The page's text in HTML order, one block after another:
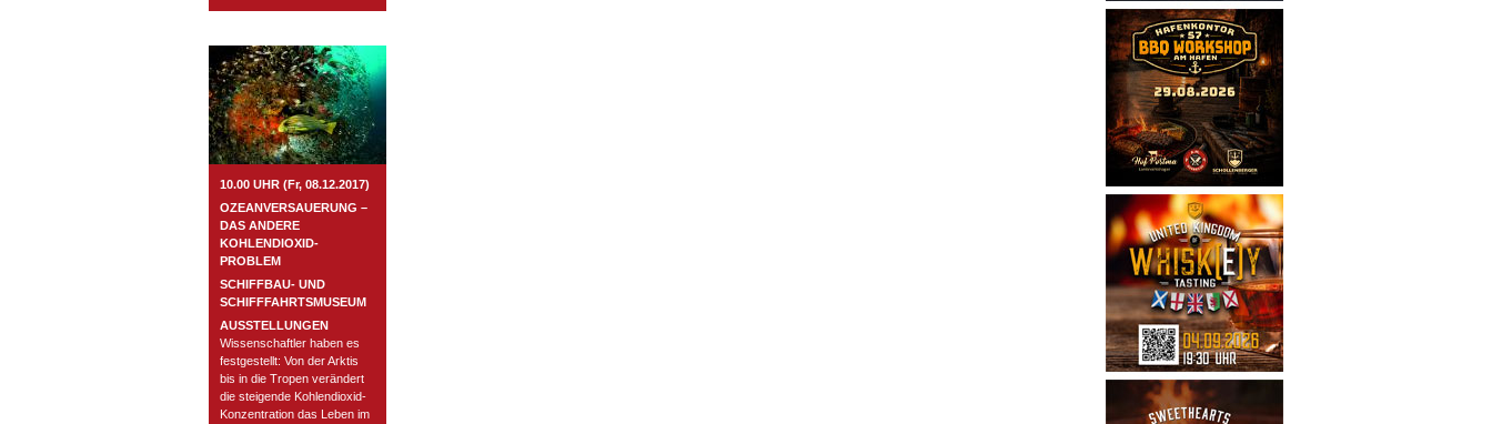
10.00 UHR (Fr, 08.12.2017)
OZEANVERSAUERUNG –
DAS ANDERE
KOHLENDIOXID-
PROBLEM
SCHIFFBAU- UND
SCHIFFFAHRTSMUSEUM
AUSSTELLUNGEN
Wissenschaftler haben es
festgestellt: Von der Arktis
bis in die Tropen verändert
die steigende Kohlendioxid-
Konzentration das Leben im